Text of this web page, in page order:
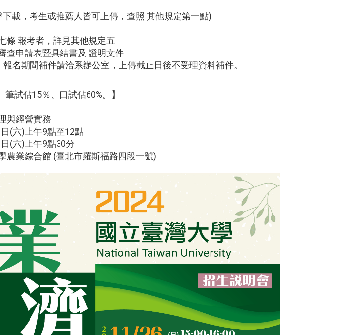
下載，考生或推薦人皆可上傳，查照 其他規定第一點)
條 報考者，詳見其他規定五
查申請表暨具結書及 證明文件
名期間補件請洽系辦公室，上傳截止日後不受理資料補件。
筆試佔15％、口試佔60%。】
與經營實務
(六)上午9點至12點
(六)上午9點30分
農業綜合館 (臺北市羅斯福路四段一號)